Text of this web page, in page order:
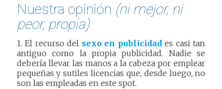
Nuestra opinión (ni mejor, ni
peor, propia)
1. El recurso del sexo en publicidades casi tan
antiguo como la propia publicidad. Nadie se
debería llevar las manos a la cabeza por emplear
pequeñas y sutiles licencias que, desde luego, no
son las empleadas en este spot.